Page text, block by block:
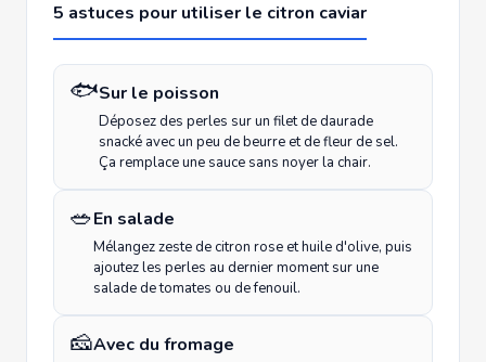
5 astuces pour utiliser le citron caviar
🐟Sur le poisson
Déposez des perles sur un filet de daurade
snacké avec un peu de beurre et de fleur de sel.
Ça remplace une sauce sans noyer la chair.
🥗En salade
Mélangez zeste de citron rose et huile d'olive, puis
ajoutez les perles au dernier moment sur une
salade de tomates ou de fenouil.
🧀Avec du fromage